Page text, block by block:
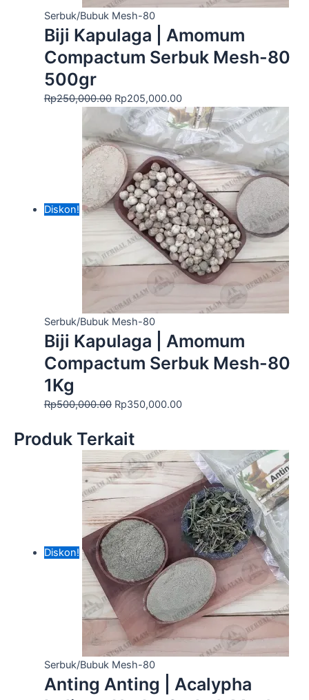
Serbuk/Bubuk Mesh-80
Biji Kapulaga | Amomum
Compactum Serbuk Mesh-80
500gr
Rp250,000.00 Rp205,000.00
Diskon!
Serbuk/Bubuk Mesh-80
Biji Kapulaga | Amomum
Compactum Serbuk Mesh-80
1Kg
Rp500,000.00 Rp350,000.00
Produk Terkait
Diskon!
Serbuk/Bubuk Mesh-80
Anting Anting | Acalypha